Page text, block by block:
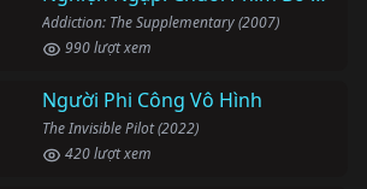
Addiction: The Supplementary (2007)
990 lượt xem
Người Phi Công Vô Hình
The Invisible Pilot (2022)
420 lượt xem